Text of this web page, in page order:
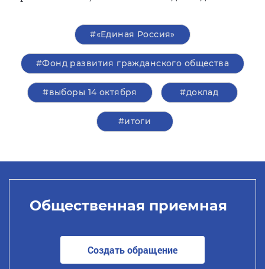
#«Единая Россия»
#Фонд развития гражданского общества
#выборы 14 октября #доклад
#итоги
Общественная приемная
Создать обращение